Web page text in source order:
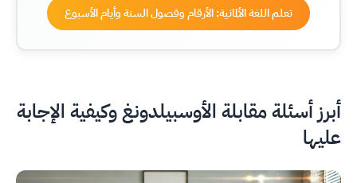
تعلم اللغة الألمانية: الأرقام وفصول السنة وأيام الأسبوع
أبرز أسئلة مقابلة الأوسبيلدونغ وكيفية الإجابة
عليها